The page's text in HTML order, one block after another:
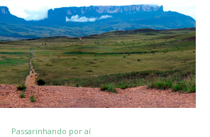
Passarinhando por aí